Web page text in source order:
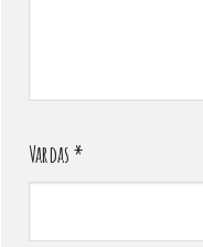
Vardas *